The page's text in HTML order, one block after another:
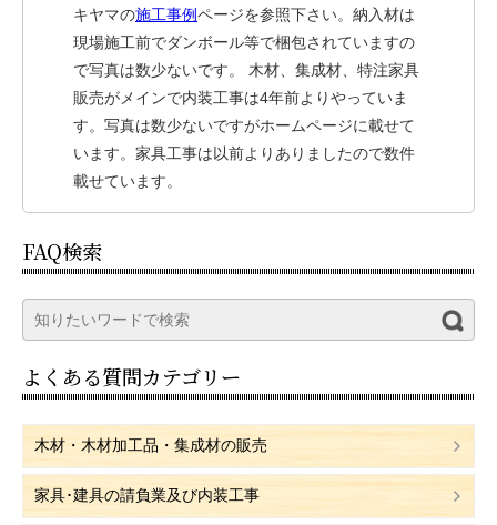
キヤマの施工事例ページを参照下さい。納入材は
現場施工前でダンボール等で梱包されていますの
で写真は数少ないです。 木材、集成材、特注家具
販売がメインで内装工事は4年前よりやっていま
す。写真は数少ないですがホームページに載せて
います。家具工事は以前よりありましたので数件
載せています。
FAQ検索
よくある質問カテゴリー
木材・木材加工品・集成材の販売
家具･建具の請負業及び内装工事